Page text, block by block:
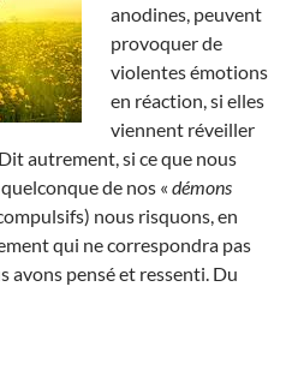
anodines, peuvent
provoquer de
violentes émotions
en réaction, si elles
viennent réveiller
autrement, si ce que nous
de nos « démons
nous risquons, en
qui ne correspondra pas
avons pensé et ressenti. Du